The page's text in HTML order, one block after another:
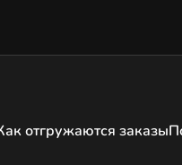
отгружаются заказы